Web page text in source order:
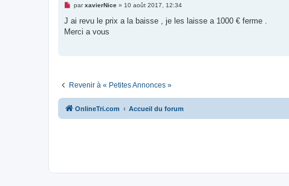
M
s
a
u
parxavierNice» 10 août 2017, 12:34
J ai revu le prix a la baisse , je les laisse a 1000 € ferme .
Merci a vous
Revenir à « Petites Annonces »
OnlineTri.com Accueil du forum